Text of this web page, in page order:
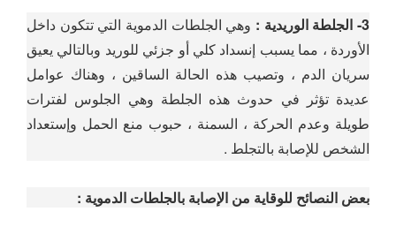
3- الجلطة الوريدية :
وهي الجلطات الدموية التي تتكون داخل
الأوردة ، مما يسبب إنسداد كلي أو جزئي للوريد وبالتالي يعيق
سريان الدم ، وتصيب هذه الحالة الساقين ، وهناك عوامل
عديدة تؤثر في حدوث هذه الجلطة وهي الجلوس لفترات
طويلة وعدم الحركة ، السمنة ، حبوب منع الحمل وإستعداد
الشخص للإصابة بالتجلط .
بعض النصائح للوقاية من الإصابة بالجلطات الدموية :